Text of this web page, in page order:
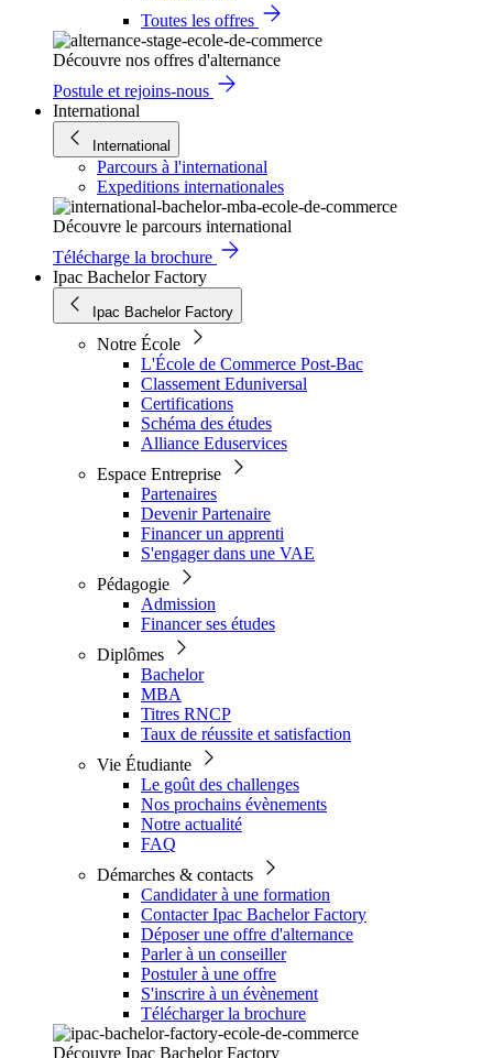
Toutes les offres
Découvre nos offres d'alternance
Postule et rejoins-nous
International
International
Parcours à l'international
Expeditions internationales
Découvre le parcours international
Télécharge la brochure
Ipac Bachelor Factory
Ipac Bachelor Factory
Notre École
L'École de Commerce Post-Bac
Classement Eduniversal
Certifications
Schéma des études
Alliance Eduservices
Espace Entreprise
Partenaires
Devenir Partenaire
Financer un apprenti
S'engager dans une VAE
Pédagogie
Admission
Financer ses études
Diplômes
Bachelor
MBA
Titres RNCP
Taux de réussite et satisfaction
Vie Étudiante
Le goût des challenges
Nos prochains évènements
Notre actualité
FAQ
Démarches & contacts
Candidater à une formation
Contacter Ipac Bachelor Factory
Déposer une offre d'alternance
Parler à un conseiller
Postuler à une offre
S'inscrire à un évènement
Télécharger la brochure
Découvre Ipac Bachelor Factory